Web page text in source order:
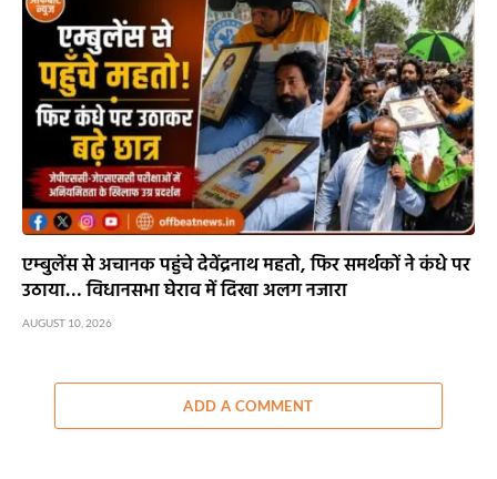
एम्बुलेंस से अचानक पहुंचे देवेंद्रनाथ महतो, फिर समर्थकों ने कंधे पर
उठाया… विधानसभा घेराव में दिखा अलग नजारा
AUGUST 10, 2026
ADD A COMMENT